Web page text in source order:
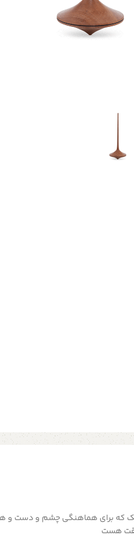
که برای هماهنگی چشم و دست و
هست